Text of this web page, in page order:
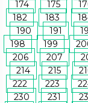
174
175
182
183
190
191
198
199
206
207
214
215
222
223
230
231